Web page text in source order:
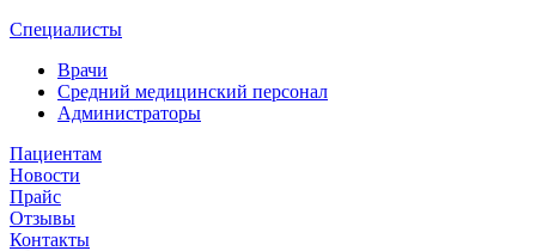
Специалисты
Врачи
Средний медицинский персонал
Администраторы
Пациентам
Новости
Прайс
Отзывы
Контакты